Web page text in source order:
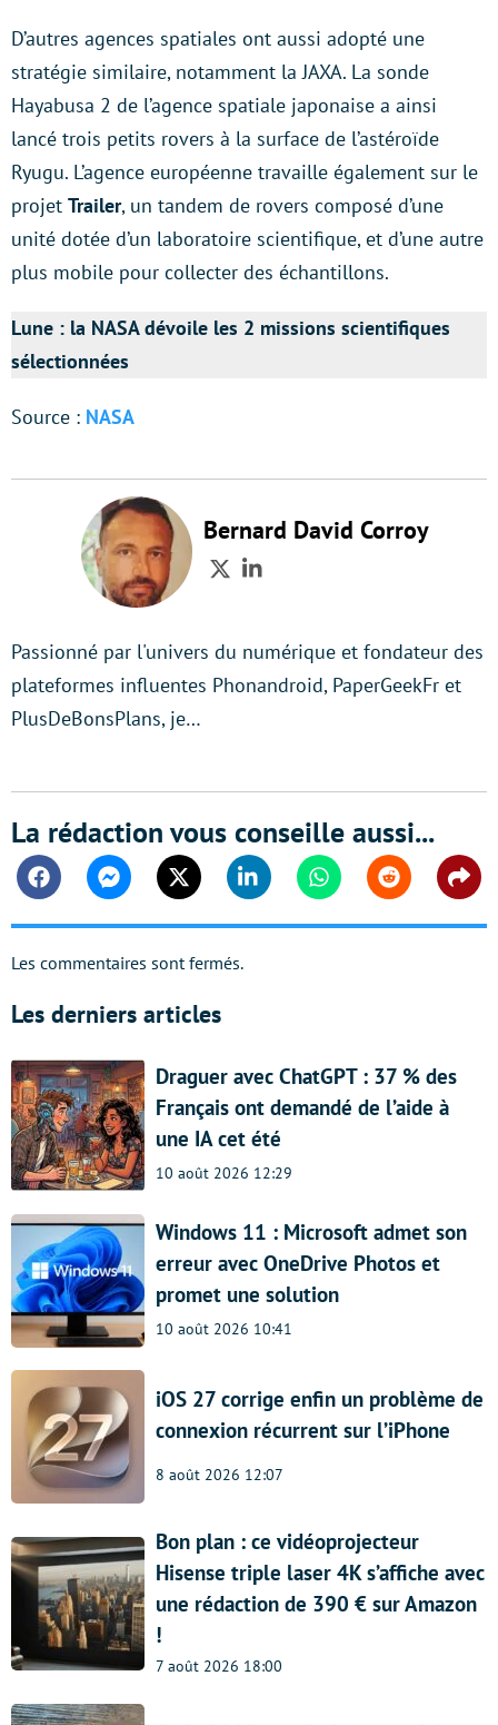
D’autres agences spatiales ont aussi adopté une
stratégie similaire, notamment la JAXA. La sonde
Hayabusa 2 de l’agence spatiale japonaise a ainsi
lancé trois petits rovers à la surface de l’astéroïde
Ryugu. L’agence européenne travaille également sur le
projet Trailer, un tandem de rovers composé d’une
unité dotée d’un laboratoire scientifique, et d’une autre
plus mobile pour collecter des échantillons.
Lune : la NASA dévoile les 2 missions scientifiques
sélectionnées
Source : NASA
Bernard David Corroy
TwitterLinkedIn
Passionné par l'univers du numérique et fondateur des
plateformes influentes Phonandroid, PaperGeekFr et
PlusDeBonsPlans, je…
La rédaction vous conseille aussi...
FacebookMessengerTwitter Linkedin WhatsappReddit
Les commentaires sont fermés.
Les derniers articles
Draguer avec ChatGPT : 37 % des
Français ont demandé de l’aide à
une IA cet été
10 août 2026 12:29
Windows 11 : Microsoft admet son
erreur avec OneDrive Photos et
promet une solution
10 août 2026 10:41
iOS 27 corrige enfin un problème de
connexion récurrent sur l’iPhone
8 août 2026 12:07
Bon plan : ce vidéoprojecteur
Hisense triple laser 4K s’affiche avec
une rédaction de 390 € sur Amazon
!
7 août 2026 18:00